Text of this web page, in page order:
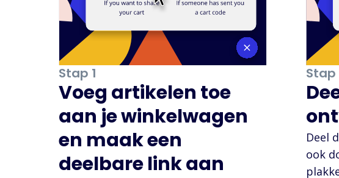
Stap 1
Voeg artikelen toe
aan je winkelwagen
en maak een
deelbare link aan
Stap
Deel
ook